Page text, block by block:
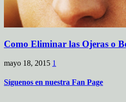
Como Eliminar las Ojeras o
mayo 18, 2015 1
Síguenos en nuestra Fan Page